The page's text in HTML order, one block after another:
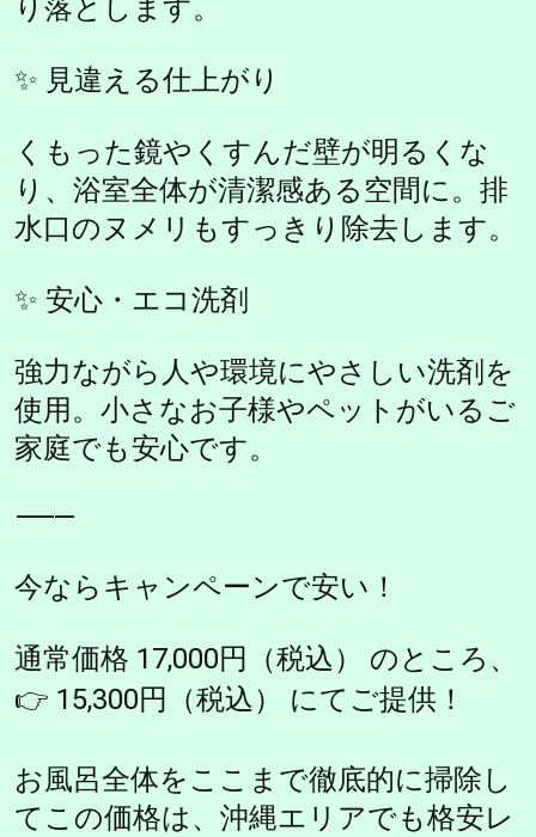
り落とします。
✨ 見違える仕上がり
くもった鏡やくすんだ壁が明るくな
り、浴室全体が清潔感ある空間に。排
水口のヌメリもすっきり除去します。
✨ 安心・エコ洗剤
強力ながら人や環境にやさしい洗剤を
使用。小さなお子様やペットがいるご
家庭でも安心です。
⸻
今ならキャンペーンで安い！
通常価格 17,000円（税込） のところ、
👉 15,300円（税込） にてご提供！
お風呂全体をここまで徹底的に掃除し
てこの価格は、沖縄エリアでも格安レ